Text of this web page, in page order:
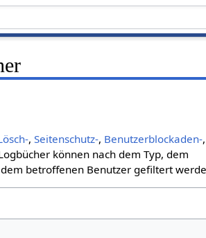
,Seitenschutz-, Benutzerblockaden-,
können nach dem Typ, dem
betroffenen Benutzer gefiltert